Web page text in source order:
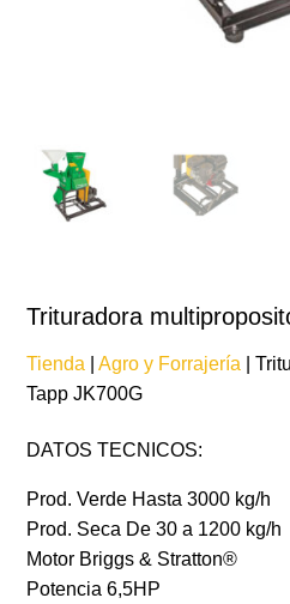
Trituradora
Tienda |Agro y Forrajería |
Tapp JK700G
DATOS TECNICOS:
Prod. Verde Hasta 3000 kg/h
Prod. Seca De 30 a 1200 kg/h
Motor Briggs & Stratton®
Potencia 6,5HP